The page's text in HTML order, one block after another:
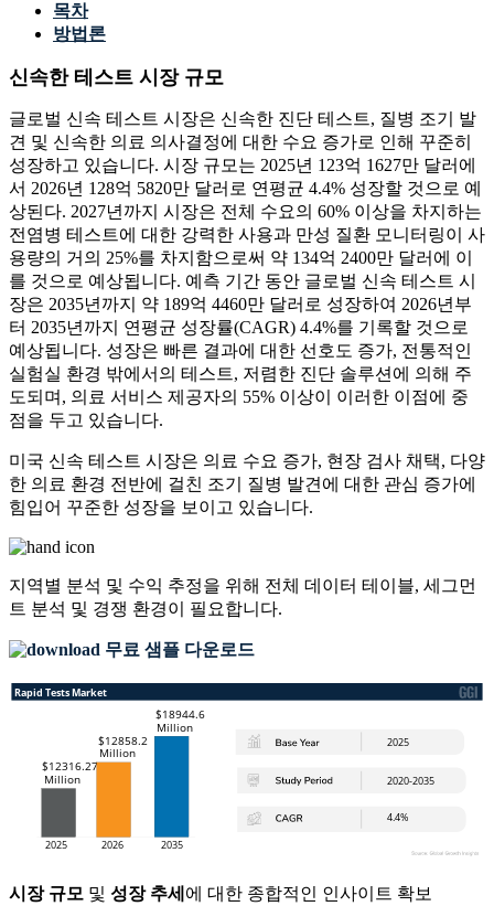
목차
방법론
신속한 테스트 시장 규모
글로벌 신속 테스트 시장은 신속한 진단 테스트, 질병 조기 발
견 및 신속한 의료 의사결정에 대한 수요 증가로 인해 꾸준히
성장하고 있습니다. 시장 규모는 2025년 123억 1627만 달러에
서 2026년 128억 5820만 달러로 연평균 4.4% 성장할 것으로 예
상된다. 2027년까지 시장은 전체 수요의 60% 이상을 차지하는
전염병 테스트에 대한 강력한 사용과 만성 질환 모니터링이 사
용량의 거의 25%를 차지함으로써 약 134억 2400만 달러에 이
를 것으로 예상됩니다. 예측 기간 동안 글로벌 신속 테스트 시
장은 2035년까지 약 189억 4460만 달러로 성장하여 2026년부
터 2035년까지 연평균 성장률(CAGR) 4.4%를 기록할 것으로
예상됩니다. 성장은 빠른 결과에 대한 선호도 증가, 전통적인
실험실 환경 밖에서의 테스트, 저렴한 진단 솔루션에 의해 주
도되며, 의료 서비스 제공자의 55% 이상이 이러한 이점에 중
점을 두고 있습니다.
미국 신속 테스트 시장은 의료 수요 증가, 현장 검사 채택, 다양
한 의료 환경 전반에 걸친 조기 질병 발견에 대한 관심 증가에
힘입어 꾸준한 성장을 보이고 있습니다.
지역별 분석 및 수익 추정을 위해 전체 데이터 테이블, 세그먼
트 분석 및 경쟁 환경이 필요합니다.
무료 샘플 다운로드
시장 규모 및 성장 추세 에 대한 종합적인 인사이트 확보